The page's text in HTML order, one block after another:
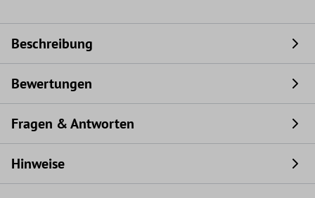
Beschreibung
Bewertungen
Fragen & Antworten
Hinweise